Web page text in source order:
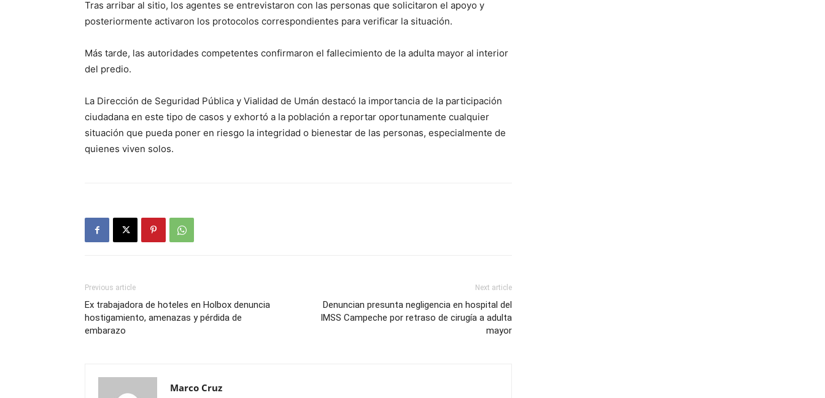
Tras arribar al sitio, los agentes se entrevistaron con las personas que solicitaron el apoyo y
posteriormente activaron los protocolos correspondientes para verificar la situación.
Más tarde, las autoridades competentes confirmaron el fallecimiento de la adulta mayor al interior
del predio.
La Dirección de Seguridad Pública y Vialidad de Umán destacó la importancia de la participación
ciudadana en este tipo de casos y exhortó a la población a reportar oportunamente cualquier
situación que pueda poner en riesgo la integridad o bienestar de las personas, especialmente de
quienes viven solos.
Previous article
Ex trabajadora de hoteles en Holbox denuncia
hostigamiento, amenazas y pérdida de
embarazo
Next article
Denuncian presunta negligencia en hospital del
IMSS Campeche por retraso de cirugía a adulta
mayor
Marco Cruz